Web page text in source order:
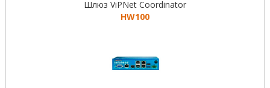
Шлюз ViPNet Coordinator
HW100